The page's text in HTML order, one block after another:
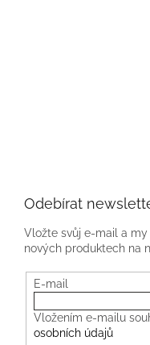
Odebírat
Vložte svůj e-mail a
nových produktech na
E-mail
Vložením e-mailu
osobních údajů